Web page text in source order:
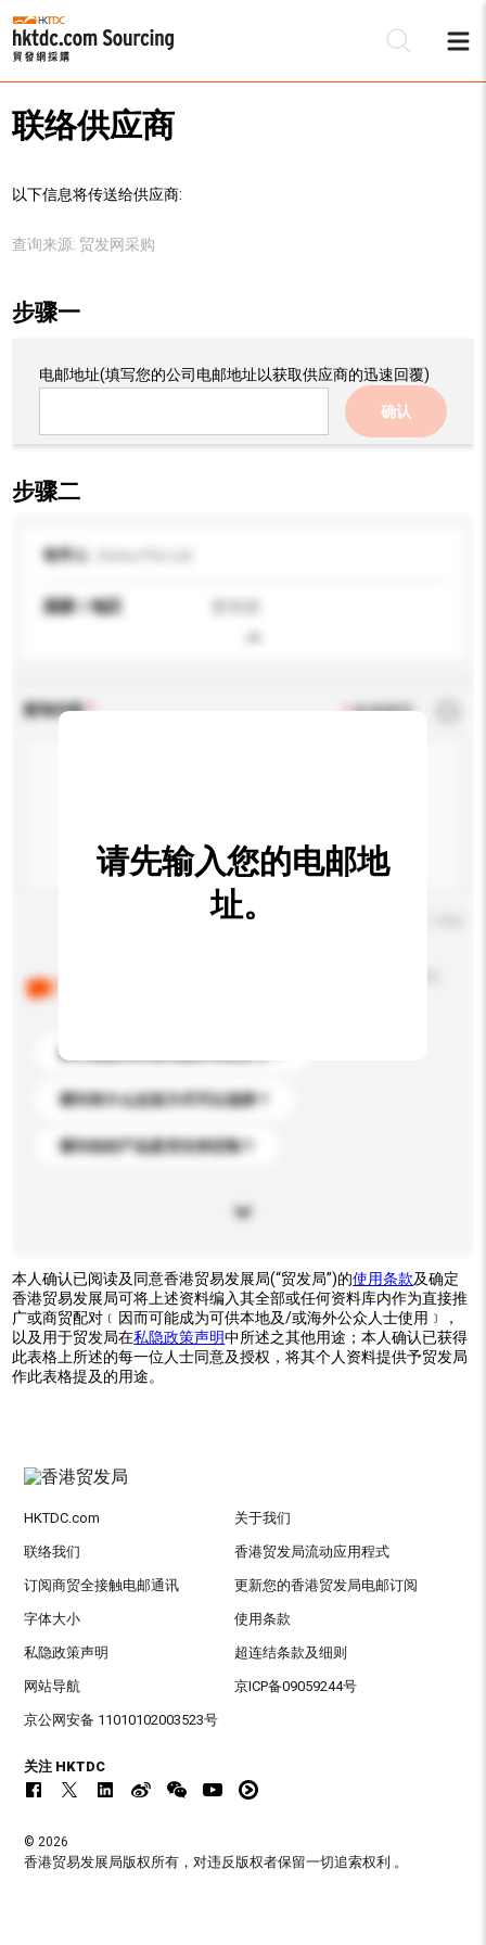
联络供应商
以下信息将传送给供应商:
查询来源: 贸发网采购
步骤一
电邮地址(填写您的公司电邮地址以获取供应商的迅速回覆)
确认
步骤二
收件人
国家 / 地区
查询内容 *必须填写
你们能提供的最优惠价格是多少？
请问有什么运送方式可以选择？
请问你的产品是否支持定制？
请先输入您的电邮地
址。
本人确认已阅读及同意香港贸易发展局(“贸发局”)的使用条款及确定
香港贸易发展局可将上述资料编入其全部或任何资料库内作为直接推
广或商贸配对﹝因而可能成为可供本地及/或海外公众人士使用﹞，
以及用于贸发局在私隐政策声明中所述之其他用途；本人确认已获得
此表格上所述的每一位人士同意及授权，将其个人资料提供予贸发局
作此表格提及的用途。
HKTDC.com 关于我们
联络我们 香港贸发局流动应用程式
订阅商贸全接触电邮通讯 更新您的香港贸发局电邮订阅
字体大小 使用条款
私隐政策声明 超连结条款及细则
网站导航 京ICP备09059244号
京公网安备 11010102003523号
关注 HKTDC
© 2026
香港贸易发展局版权所有，对违反版权者保留一切追索权利 。